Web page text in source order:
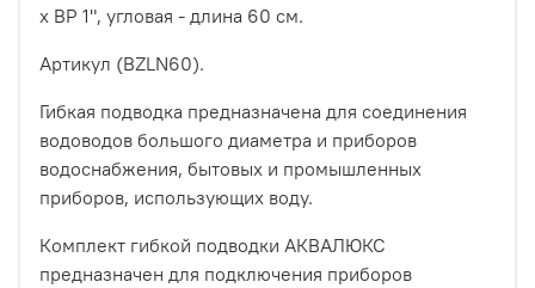
х ВР 1", угловая - длина 60 см.
Артикул (BZLN60).
Гибкая подводка предназначена для соединения
водоводов большого диаметра и приборов
водоснабжения, бытовых и промышленных
приборов, использующих воду.
Комплект гибкой подводки АКВАЛЮКС
предназначен для подключения приборов